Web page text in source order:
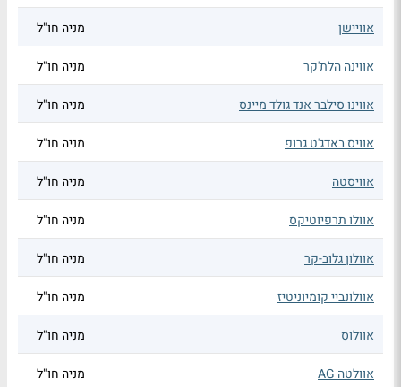
אוויישן מניה חו"ל
אווינה הלת'קר מניה חו"ל
אווינו סילבר אנד גולד מיינס מניה חו"ל
אוויס באדג'ט גרופ מניה חו"ל
אוויסטה מניה חו"ל
אוולו תרפיוטיקס מניה חו"ל
אוולון גלוב-קר מניה חו"ל
אוולונביי קומיוניטיז מניה חו"ל
אוולוס מניה חו"ל
אוולטה AG מניה חו"ל